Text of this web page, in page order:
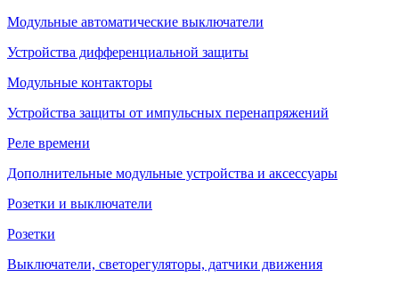
Модульные автоматические выключатели
Устройства дифференциальной защиты
Модульные контакторы
Устройства защиты от импульсных перенапряжений
Реле времени
Дополнительные модульные устройства и аксессуары
Розетки и выключатели
Розетки
Выключатели, светорегуляторы, датчики движения